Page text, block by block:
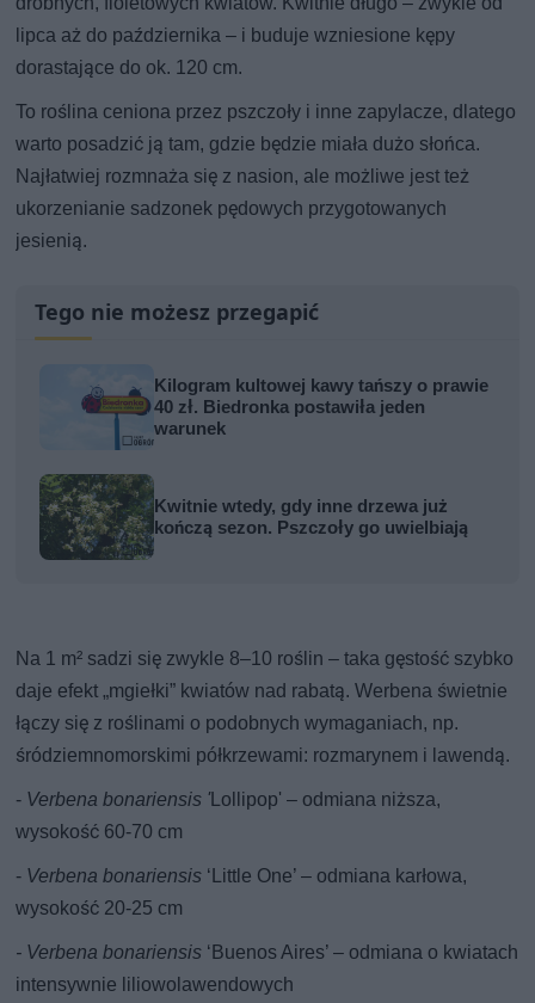
lipca aż do października – i buduje wzniesione kępy
dorastające do ok. 120 cm.
To roślina ceniona przez pszczoły i inne zapylacze, dlatego
warto posadzić ją tam, gdzie będzie miała dużo słońca.
Najłatwiej rozmnaża się z nasion, ale możliwe jest też
ukorzenianie sadzonek pędowych przygotowanych
jesienią.
Tego nie możesz przegapić
Kilogram kultowej kawy tańszy o prawie
40 zł. Biedronka postawiła jeden
warunek
Kwitnie wtedy, gdy inne drzewa już
kończą sezon. Pszczoły go uwielbiają
Na 1 m² sadzi się zwykle 8–10 roślin – taka gęstość szybko
daje efekt „mgiełki” kwiatów nad rabatą. Werbena świetnie
łączy się z roślinami o podobnych wymaganiach, np.
śródziemnomorskimi półkrzewami: rozmarynem i lawendą.
- Verbena bonariensis 'Lollipop' – odmiana niższa,
wysokość 60-70 cm
- Verbena bonariensis ‘Little One’ – odmiana karłowa,
wysokość 20-25 cm
- Verbena bonariensis ‘Buenos Aires’ – odmiana o kwiatach
intensywnie liliowolawendowych